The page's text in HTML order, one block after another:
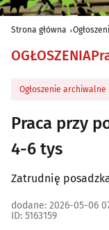
Strona główna
OGŁOSZENIA
Ogłoszenie archiwalne
Praca przy
4-6 tys
Zatrudnię
dodane: 2026-05-06
ID: 5163159